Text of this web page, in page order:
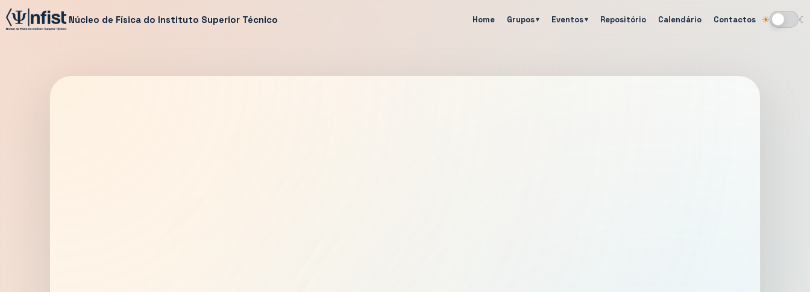
Núcleo de Física do Instituto Superior Técnico Home Grupos Eventos Repositório Calendário Contactos ☀ ☾
Alternar tema